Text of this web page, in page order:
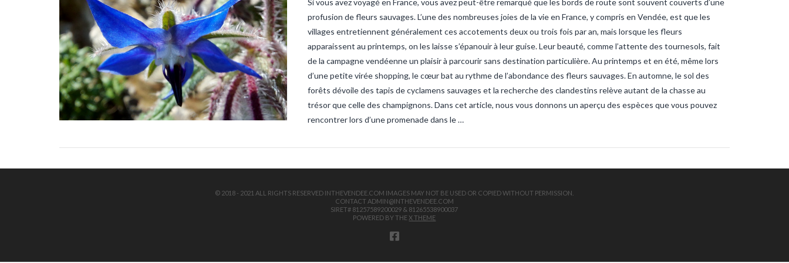
sandre-vendee sardines sardines-
vendee
tanche
tanche-vendee
truite
vendee-pêche
Si vous avez voyagé en France, vous avez peut-être remarqué que les bords de route sont souvent couverts d’une
profusion de fleurs sauvages. L’une des nombreuses joies de la vie en France, y compris en Vendée, est que les
villages entretiennent généralement ces accotements deux ou trois fois par an, mais lorsque les fleurs
apparaissent au printemps, on les laisse s’épanouir à leur guise. Leur beauté, comme l’attente des tournesols, fait
de la campagne vendéenne un plaisir à parcourir sans destination particulière. Au printemps et en été, même lors
d’une petite virée shopping, le cœur bat au rythme de l’abondance des fleurs sauvages. En automne, le sol des
forêts dévoile des tapis de cyclamens sauvages et la recherche des clandestins relève autant de la chasse au
trésor que celle des champignons. Dans cet article, nous vous donnons un aperçu des espèces que vous pouvez
rencontrer lors d’une promenade dans le …
© 2018 - 2021 ALL RIGHTS RESERVED INTHEVENDEE.COM IMAGES MAY NOT BE USED OR COPIED WITHOUT PERMISSION.
CONTACT ADMIN@INTHEVENDEE.COM
SIRET# 81257589200029 & 81265538900037
POWERED BY THEX THEME